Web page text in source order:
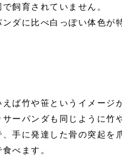
飼育されていません。
ダに比べ白っぽい体色が
えば竹や笹というイメージ
ーパンダも同じように竹
手に発達した骨の突起を
べます。